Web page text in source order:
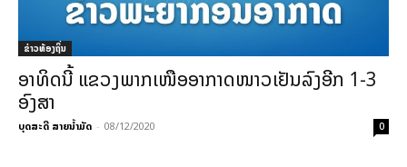
ຂ່າວທ້ອງຖິ່ນ
ອາທິດນີ້ ແຂວງພາກເໜືອອາກາດໜາວເຢັນລົງອີກ 1-3
ອົງສາ
ບຸດສະດີ ສາຍນ້ຳມັດ - 08/12/2020 0